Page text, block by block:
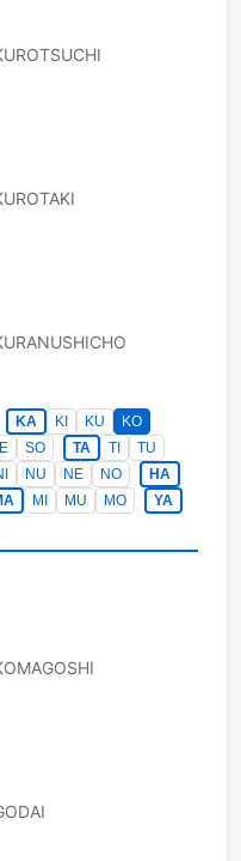
KA KI KU
KO
SO TA TI
TU
NU NE NO
HA
MI MU MO
YA